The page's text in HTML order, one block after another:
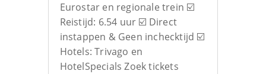
Eurostar en regionale trein ☑️
Reistijd: 6.54 uur ☑️ Direct
instappen & Geen inchecktijd ☑️
Hotels: Trivago en
HotelSpecials Zoek tickets